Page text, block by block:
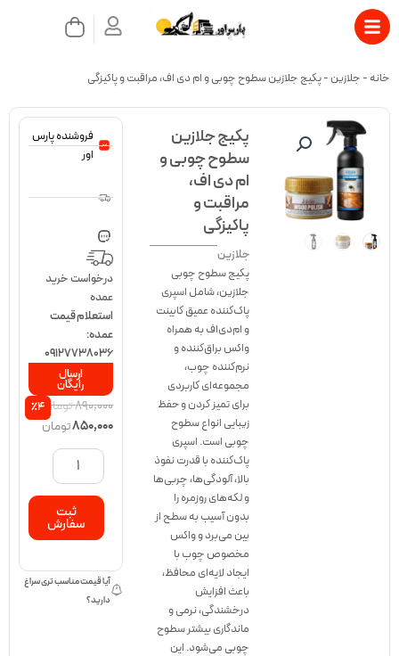
پرش
محتوا
سبد
خرید
خانه - جلازین -پکیج جلازین سطوح چوبی و ام دی اف، مراقبت و پاکیزگی
پکیج جلازین
سطوح چوبی و
ام دی اف،
مراقبت و
پاکیزگی
جلازین
پکیج سطوح چوبی
جلازین، شامل اسپری
پاک‌کننده عمیق کابینت
و ام‌دی‌اف به همراه
واکس براق‌کننده و
نرم‌کننده چوب،
مجموعه‌ای کاربردی
برای تمیز کردن و حفظ
زیبایی انواع سطوح
چوبی است. اسپری
پاک‌کننده با قدرت نفوذ
بالا، آلودگی‌ها، چربی‌ها
و لکه‌های روزمره را
بدون آسیب به سطح از
بین می‌برد و واکس
مخصوص چوب با
ایجاد لایه‌ای محافظ،
باعث افزایش
درخشندگی، نرمی و
ماندگاری بیشتر سطوح
چوبی می‌شود. این
فروشنده پارس
اور
درخواست خرید
عمده
استعلام قیمت
عمده:
09127738036
ارسال
رایگان
۸۹۰,۰۰۰تومان
قیمت
اصلی:
۸۹۰,۰۰۰ تومان
۸۵۰,۰۰۰تومان
قیمت
فعلی:
۸۵۰,۰۰۰ تومان.
٪4
پکیج
جلازین
سطوح
چوبی
ام
اف،
مراقبت
و
ثبت
سفارش
آیا قیمت مناسب تری سراغ
دارید؟